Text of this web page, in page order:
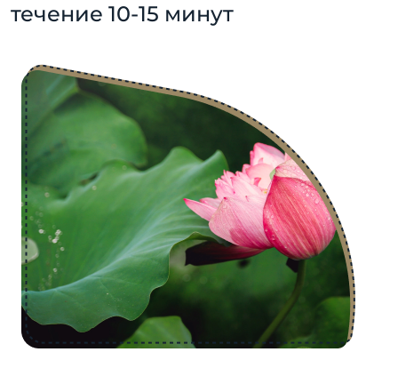
течение 10-15 минут